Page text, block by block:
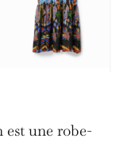
est une robe-